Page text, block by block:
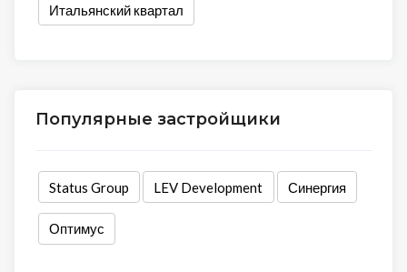
Итальянский квартал
Популярные застройщики
Status Group LEV Development Синергия
Оптимус